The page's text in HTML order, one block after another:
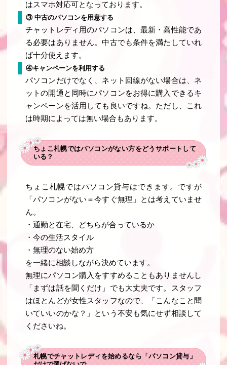
はスマホ対応可となっております。
③ 中古のパソコンを用意する
チャットレディ用のパソコンは、最新・高性能であ
る必要はありません。中古でも条件を満たしていれ
ば十分使えます。
④キャンペーンを利用する
パソコンだけでなく、ネット回線がない場合は、ネ
ットの開通と同時にパソコンをお得に購入できるキ
ャンペーンを活用しても良いですね。ただし、これ
は時期によっては無い場合もあります。
ちょこ札幌ではパソコンがない方をどうサポートして
いる？
ちょこ札幌ではパソコン貸与はできます。ですが
「パソコンがない＝今すぐ無理」とは考えていませ
ん。
・通勤と在宅、どちらが合っているか
・今の生活スタイル
・無理のない始め方
を一緒に相談しながら決めています。
無理にパソコン購入をすすめることもありませんし
「まずは話を聞くだけ」でも大丈夫です。スタッフ
はほとんどが女性スタッフなので、「こんなこと聞
いていいのかな？」という不安も気にせず相談して
くださいね。
札幌でチャットレディを始めるなら「パソコン貸与」